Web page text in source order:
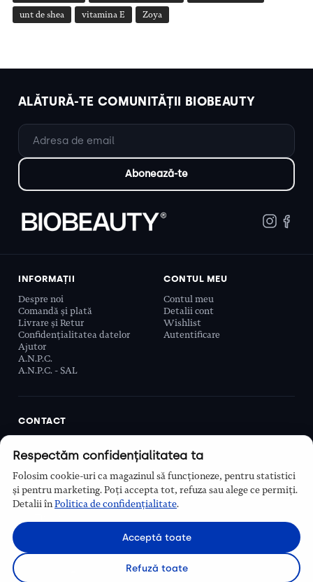
unt de shea vitamina E Zoya
ALĂTURĂ-TE COMUNITĂȚII BIOBEAUTY
INFORMAȚII
Despre noi
Comandă și plată
Livrare și Retur
Confidențialitatea datelor
Ajutor
A.N.P.C.
A.N.P.C. - SAL
CONTUL MEU
Contul meu
Detalii cont
Wishlist
Autentificare
CONTACT
Sector 6, București, România
Program
Luni–Vineri, 9:00 – 16:00
Respectăm confidențialitatea ta
Folosim cookie-uri ca magazinul să funcționeze, pentru statistici
și pentru marketing. Poți accepta tot, refuza sau alege ce permiți.
Detalii înPolitica de confidențialitate.
Acceptă toate
Refuză toate